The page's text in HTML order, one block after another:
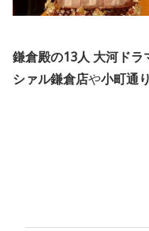
鎌倉殿の13人 大河ドラ
シァル鎌倉店や小町通